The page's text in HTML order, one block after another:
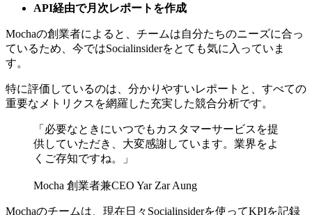
API経由で月次レポートを作成
Mochaの創業者によると、チームは自分たちのニーズに合っ
ているため、今ではSocialinsiderをとても気に入っていま
す。
特に評価しているのは、分かりやすいレポートと、すべての
重要なメトリクスを網羅した充実した競合分析です。
「必要なときにいつでもカスタマーサービスを提
供していただき、大変感謝しています。業界をよ
くご存知ですね。」
Mocha 創業者兼CEO Yar Zar Aung
Mochaのチームは、現在日々Socialinsiderを使ってKPIを記録